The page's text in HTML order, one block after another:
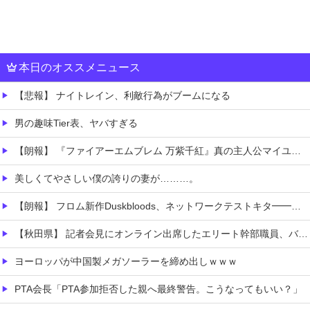
本日のオススメニュース
【悲報】 ナイトレイン、利敵行為がブームになる
男の趣味Tier表、ヤバすぎる
【朗報】 『ファイアーエムブレム 万紫千紅』真の主人公マイユニはキャラメイクが可能
美しくてやさしい僕の誇りの妻が………。
【朗報】 フロム新作Duskbloods、ネットワークテストキタ━━━━(゜∀゜)━━━━!!
【秋田県】 記者会見にオンライン出席したエリート幹部職員、バスローブ姿でタバコを吸いながら説明 県が聞き取りへ
ヨーロッパが中国製メガソーラーを締め出しｗｗｗ
PTA会長「PTA参加拒否した親へ最終警告。こうなってもいい？」